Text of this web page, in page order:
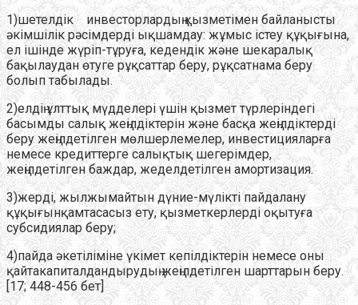
1)шетелдік инвесторлардың қызметімен байланысты
әкімшілік рәсімдерді ықшамдау: жұмыс істеу құқығына,
ел ішінде жүріп-тұруға, кедендік және шекаралық
бақылаудан өтуге рұқсаттар беру, рұқсатнама беру
болып табылады.
2)елдің ұлттық мүдделері үшін қызмет түрлеріндегі
басымды салық жеңілдіктерін және басқа жеңілдіктерді
беру жеңілдетілген мөлшерлемелер, инвестицияларға
немесе кредиттерге салықтық шегерімдер,
жеңілдетілген баждар, жеделдетілген амортизация.
3)жерді, жылжымайтын дүние-мүлікті пайдалану
құқығынқамтасасыз ету, қызметкерлерді оқытуға
субсидиялар беру;
4)пайда әкетіліміне үкімет кепілдіктерін немесе оны
қайтакапиталдандырудың жеңілдетілген шарттарын беру.
[17; 448-456 бет]